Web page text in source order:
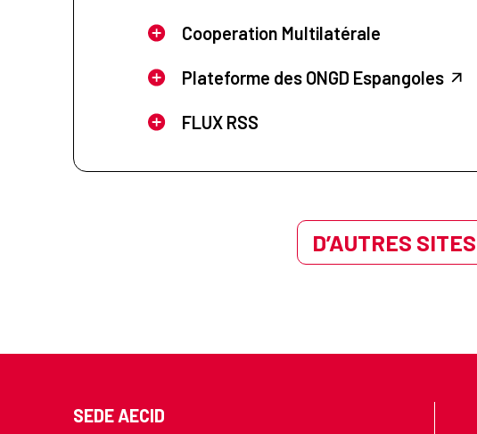
Cooperation Multilatérale
Plateforme des ONGD Espangoles
FLUX RSS
D’AUTRES
SEDE AECID